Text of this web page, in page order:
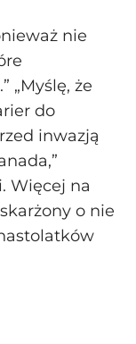
nie
„Myślę, że
do
inwazją
Więcej na
o nie